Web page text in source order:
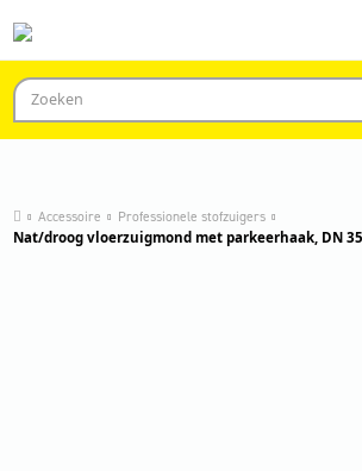
Accessoire Professionele stofzuigers
Nat/droog vloerzuigmond met parkeerhaak, DN